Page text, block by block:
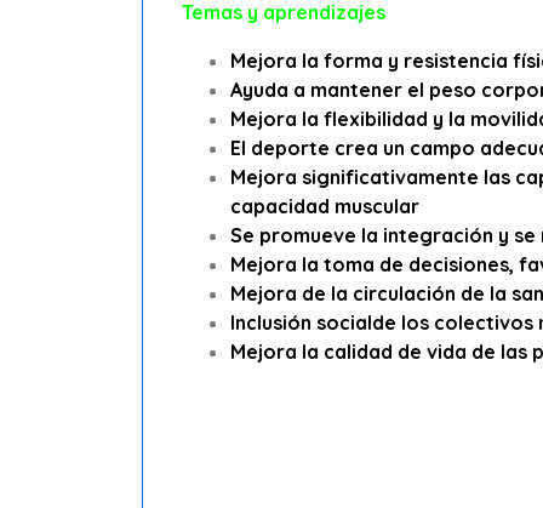
Temas y aprendizajes
Mejora la forma y resistencia
Ayuda a mantener el peso
Mejora la flexibilidad y la
El deporte crea un campo
Mejora significativamente las
capacidad muscular
Se promueve la integración y
Mejora la toma de decisiones,
Mejora de la circulación de la
Inclusión socialde los colectivos
Mejora la calidad de vida de